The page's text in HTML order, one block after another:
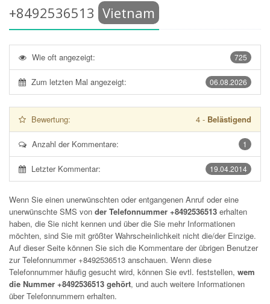
+8492536513 Vietnam
725
Wie oft angezeigt:
06.08.2026
Zum letzten Mal angezeigt:
Bewertung: 4 - Belästigend
1
Anzahl der Kommentare:
19.04.2014
Letzter Kommentar:
Wenn Sie einen unerwünschten oder entgangenen Anruf oder eine
unerwünschte SMS von der Telefonnummer +8492536513 erhalten
haben, die Sie nicht kennen und über die Sie mehr Informationen
möchten, sind Sie mit größter Wahrscheinlichkeit nicht die/der Einzige.
Auf dieser Seite können Sie sich die Kommentare der übrigen Benutzer
zur Telefonnummer +8492536513 anschauen. Wenn diese
Telefonnummer häufig gesucht wird, können Sie evtl. feststellen, wem
die Nummer +8492536513 gehört, und auch weitere Informationen
über Telefonnummern erhalten.